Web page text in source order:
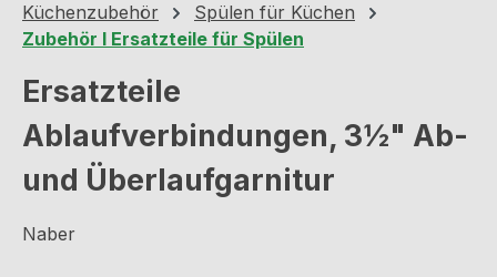
Küchenzubehör
Spülen für Küchen
Zubehör I Ersatzteile für Spülen
Ersatzteile
Ablaufverbindungen, 3½" Ab-
und Überlaufgarnitur
Naber